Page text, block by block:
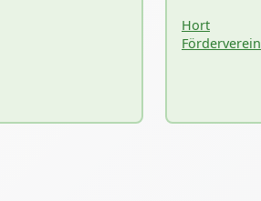
Hort
Förderverein